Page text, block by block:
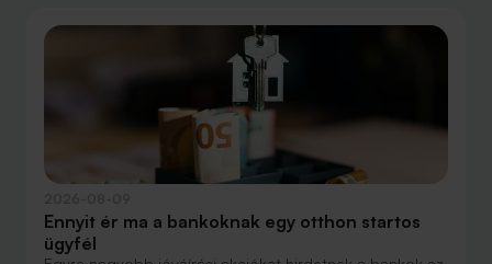
Ennyit ér ma a bankoknak egy otthon startos
ügyfél